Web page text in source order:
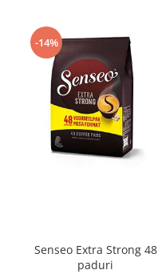
-14%
Senseo Extra Strong 48
paduri